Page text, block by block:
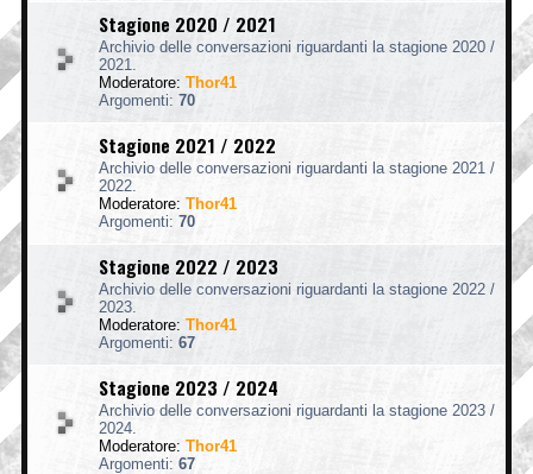
Stagione 2020 / 2021
Archivio delle conversazioni riguardanti la stagione 2020 /
2021.
Moderatore: Thor41
Argomenti: 70
Stagione 2021 / 2022
Archivio delle conversazioni riguardanti la stagione 2021 /
2022.
Moderatore: Thor41
Argomenti: 70
Stagione 2022 / 2023
Archivio delle conversazioni riguardanti la stagione 2022 /
2023.
Moderatore: Thor41
Argomenti: 67
Stagione 2023 / 2024
Archivio delle conversazioni riguardanti la stagione 2023 /
2024.
Moderatore: Thor41
Argomenti: 67